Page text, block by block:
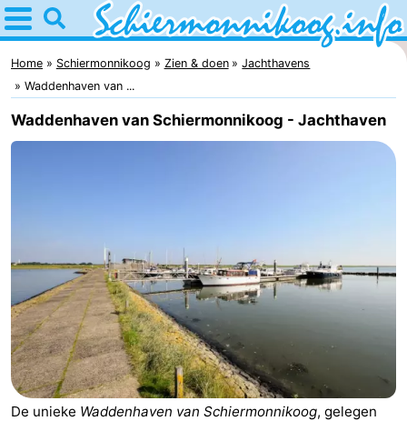
Home
Schiermonnikoog
Tips
Voor
Waddenzee
Historie
Overnachten
Appartementen
Home Schiermonnikoog Zien & doen
Jachthavens
Waddenhaven van ...
Waddenhaven van Schiermonnikoog - Jachthaven
De unieke Waddenhaven van Schiermonnikoog, gelegen